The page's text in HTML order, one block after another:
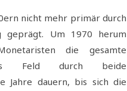
nicht mehr primär durch
geprägt. Um 1970 herum
die gesamte
Feld durch beide
Jahre dauern, bis sich die